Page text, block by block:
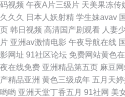
码视频 午夜A片三级片 天美果冻传
久久久
日本人妖射精 学生妹avav
页 韩日视频 高清国产剧观看 人妻
片 亚洲av激情电影 午夜导航在线
影网址 91社区论坛 免费网站黄色
夜在线免费 亚洲精品第五页 麻豆
产精品亚洲 黄色三级成年 五月天
哟哟 亚洲天堂丁香五月 91社网 美